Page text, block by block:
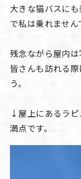
大きな猫バスに
で私は乗れません
残念ながら屋内は
皆さんも訪れる
う。
↓屋上にあるラ
満点です。